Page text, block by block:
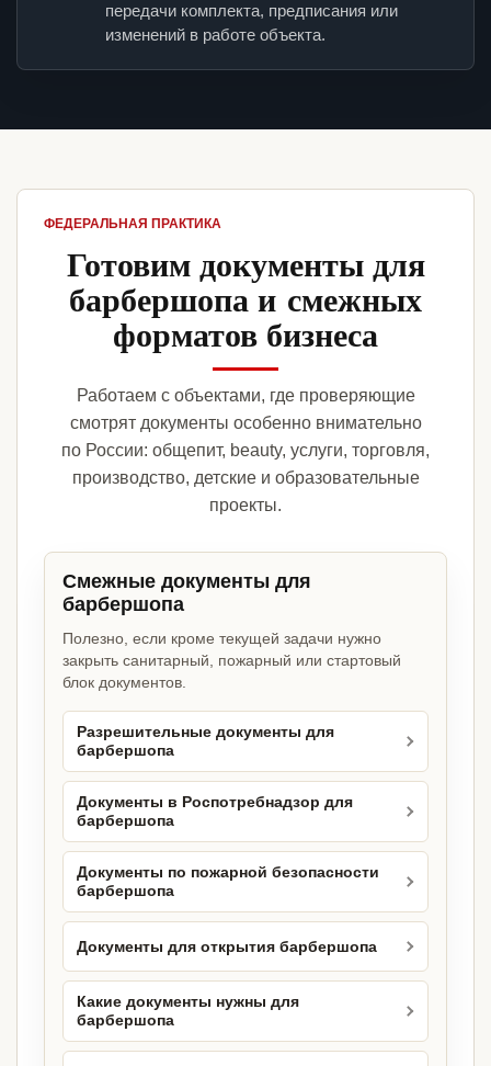
передачи комплекта, предписания или
изменений в работе объекта.
ФЕДЕРАЛЬНАЯ ПРАКТИКА
Готовим документы для
барбершопа и смежных
форматов бизнеса
Работаем с объектами, где проверяющие
смотрят документы особенно внимательно
по России: общепит, beauty, услуги, торговля,
производство, детские и образовательные
проекты.
Смежные документы для
барбершопа
Полезно, если кроме текущей задачи нужно
закрыть санитарный, пожарный или стартовый
блок документов.
Разрешительные документы для
барбершопа
Документы в Роспотребнадзор для
барбершопа
Документы по пожарной безопасности
барбершопа
Документы для открытия барбершопа
Какие документы нужны для
барбершопа